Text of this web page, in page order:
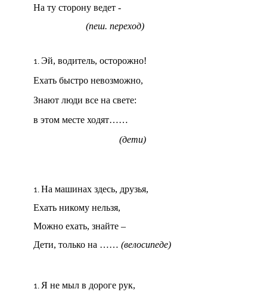
На ту сторону ведет -
(пеш. переход)
Эй, водитель, осторожно!
Ехать быстро невозможно,
Знают люди все на свете:
в этом месте ходят……
(дети)
На машинах здесь, друзья,
Ехать никому нельзя,
Можно ехать, знайте –
Дети, только на …… (велосипеде)
Я не мыл в дороге рук,